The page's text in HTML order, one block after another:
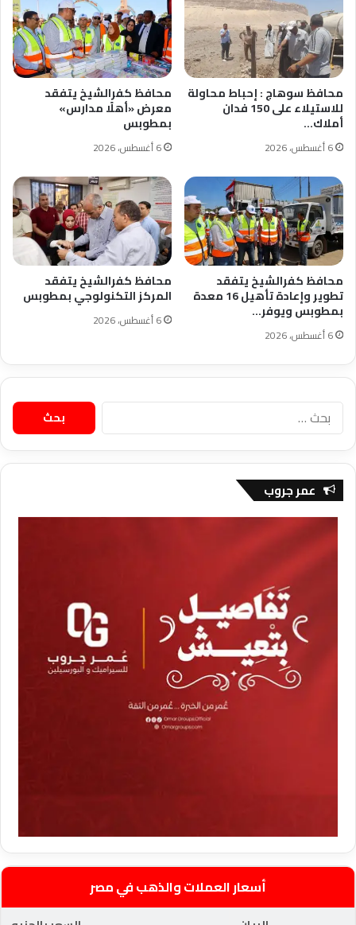
محافظ سوهاج : إحباط محاولة
للاستيلاء على 150 فدان
أملاك…
6 أغسطس، 2026
محافظ كفرالشيخ يتفقد
معرض «أهلًا مدارس»
بمطوبس
6 أغسطس، 2026
محافظ كفرالشيخ يتفقد
تطوير وإعادة تأهيل 16 معدة
بمطوبس ويوفر…
6 أغسطس، 2026
محافظ كفرالشيخ يتفقد
المركز التكنولوجي بمطوبس
6 أغسطس، 2026
البحث
عن:
عمر جروب
أسعار العملات والذهب في مصر